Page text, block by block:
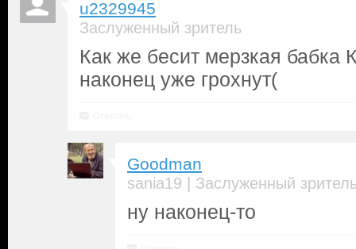
u2329945
Заслуженный зритель
Как же бесит мерзкая бабка
наконец уже грохнут(
Goodman
sania19 | Заслуженный
ну наконец-то